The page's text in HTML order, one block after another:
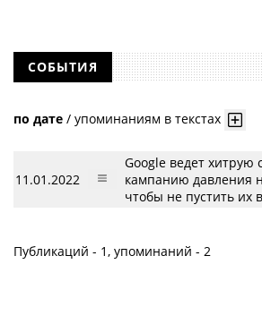
СОБЫТИЯ
по дате / упоминаниям в текстах
11.01.2022
Google ведет хитрую
кампанию давления
чтобы не пустить их
Публикаций - 1, упоминаний - 2